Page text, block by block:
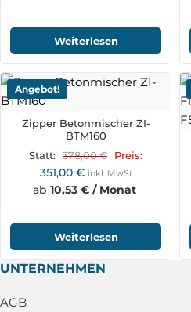
Weiterlesen
Angebot!
Zipper Betonmischer ZI-
BTM160
Statt: 378,00€ Preis:
351,00 € inkl. MwSt
ab 10,53 € / Monat
Weiterlesen
UNTERNEHMEN
AGB